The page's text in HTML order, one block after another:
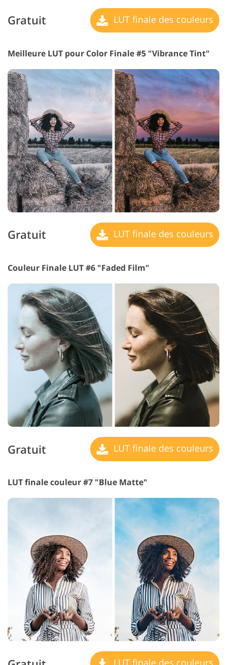
Gratuit LUT finale des couleurs
Meilleure LUT pour Color Finale #5 "Vibrance Tint"
Gratuit LUT finale des couleurs
Couleur Finale LUT #6 "Faded Film"
Gratuit LUT finale des couleurs
LUT finale couleur #7 "Blue Matte"